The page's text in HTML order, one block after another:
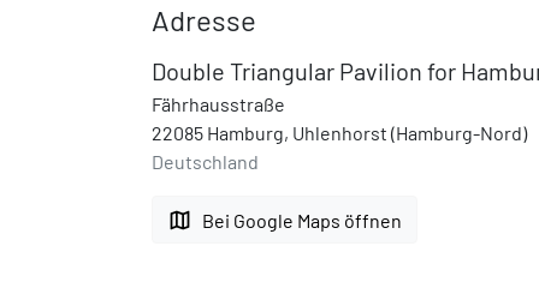
Adresse
Double Triangular Pavilion for
Fährhausstraße
22085 Hamburg, Uhlenhorst (Hamburg-Nord)
Deutschland
map Bei Google Maps öffnen